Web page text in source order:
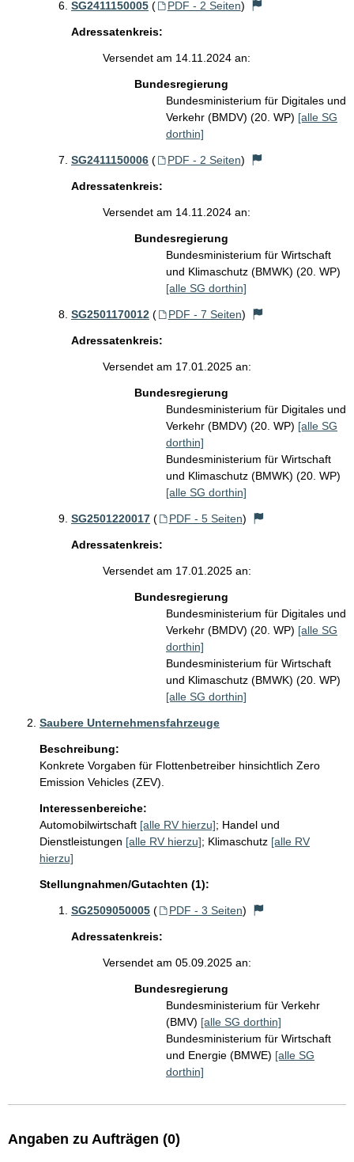
SG2411150005 ( PDF - 2 Seiten)
Adressatenkreis:
Versendet am 14.11.2024 an:
Bundesregierung
Bundesministerium für Digitales und
Verkehr (BMDV) (20. WP) [alle SG
dorthin]
SG2411150006 ( PDF - 2 Seiten)
Adressatenkreis:
Versendet am 14.11.2024 an:
Bundesregierung
Bundesministerium für Wirtschaft
und Klimaschutz (BMWK) (20. WP)
[alle SG dorthin]
SG2501170012 ( PDF - 7 Seiten)
Adressatenkreis:
Versendet am 17.01.2025 an:
Bundesregierung
Bundesministerium für Digitales und
Verkehr (BMDV) (20. WP) [alle SG
dorthin]
Bundesministerium für Wirtschaft
und Klimaschutz (BMWK) (20. WP)
[alle SG dorthin]
SG2501220017 ( PDF - 5 Seiten)
Adressatenkreis:
Versendet am 17.01.2025 an:
Bundesregierung
Bundesministerium für Digitales und
Verkehr (BMDV) (20. WP) [alle SG
dorthin]
Bundesministerium für Wirtschaft
und Klimaschutz (BMWK) (20. WP)
[alle SG dorthin]
Saubere Unternehmensfahrzeuge
Beschreibung:
Konkrete Vorgaben für Flottenbetreiber hinsichtlich Zero
Emission Vehicles (ZEV).
Interessenbereiche:
Automobilwirtschaft [alle RV hierzu]; Handel und
Dienstleistungen [alle RV hierzu]; Klimaschutz [alle RV
hierzu]
Stellungnahmen/Gutachten (1):
SG2509050005 ( PDF - 3 Seiten)
Adressatenkreis:
Versendet am 05.09.2025 an:
Bundesregierung
Bundesministerium für Verkehr
(BMV) [alle SG dorthin]
Bundesministerium für Wirtschaft
und Energie (BMWE) [alle SG
dorthin]
Angaben zu Aufträgen (0)